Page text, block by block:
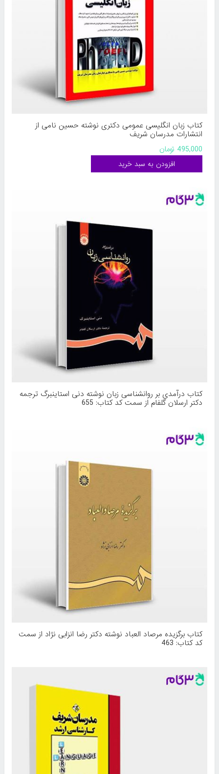
کتاب زبان انگلیسی عمومی دکتری نوشته حسین نامی از
انتشارات مدرسان شریف
495,000 تومان
کتاب درآمدی بر روانشناسی زبان نوشته دنی استاینبرگ ترجمه
دکتر ارسلان گلفام از سمت کد کتاب: 655
کتاب برگزیده مرصاد العباد نوشته دکتر رضا انزابی ‌نژاد از سمت
کد کتاب: 463